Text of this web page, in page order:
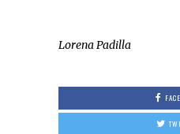
Lorena Padilla